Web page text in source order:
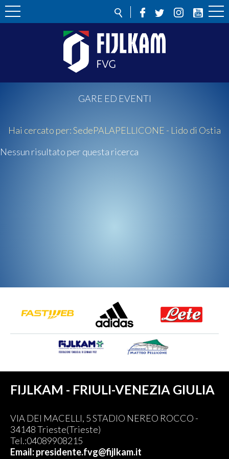
GARE ED EVENTI
Hai cercato per:SedePALAPELLICONE - Lido di Ostia
Nessun risultato per questa ricerca
FIJLKAM - FRIULI-VENEZIA GIULIA
VIA DEI MACELLI, 5 STADIO NEREO ROCCO -
34148 Trieste(Trieste)
Tel.:04089908215
Email: presidente.fvg@fijlkam.it